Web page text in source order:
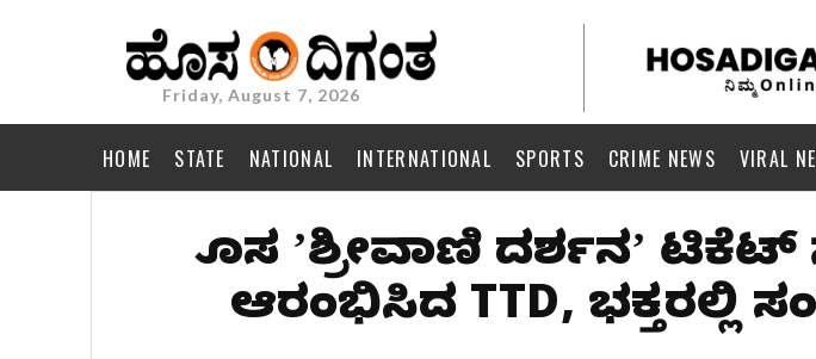
Friday, August 7, 2026
HOME STATE NATIONAL INTERNATIONAL SPORTS CRIME NEWS VIRAL
ಹೊಸ ʼಶ್ರೀವಾಣಿ ದರ್ಶನʼ
ಆರಂಭಿಸಿದ TTD, ಭಕ್ತರಲ್ಲಿ